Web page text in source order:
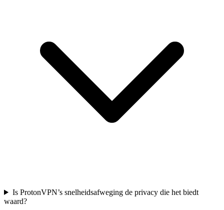
Is ProtonVPN’s snelheidsafweging de privacy die het biedt
waard?